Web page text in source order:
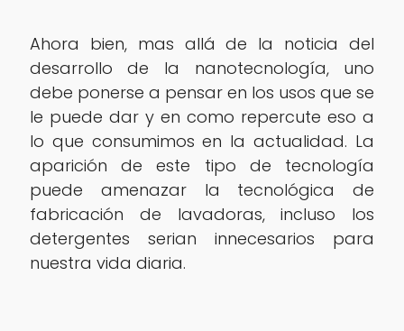
Ahora bien, mas allá de la noticia del
desarrollo de la nanotecnología, uno
debe ponerse a pensar en los usos que se
le puede dar y en como repercute eso a
lo que consumimos en la actualidad. La
aparición de este tipo de tecnología
puede amenazar la tecnológica de
fabricación de lavadoras, incluso los
detergentes serian innecesarios para
nuestra vida diaria.